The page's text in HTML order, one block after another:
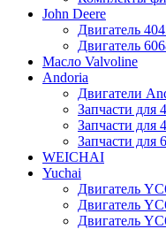
John Deere
Двигатель
Двигатель
Масло Valvoline
Andoria
Двигатели
Запчасти для
Запчасти для
Запчасти для
WEICHAI
Yuchai
Двигатель
Двигатель
Двигатель